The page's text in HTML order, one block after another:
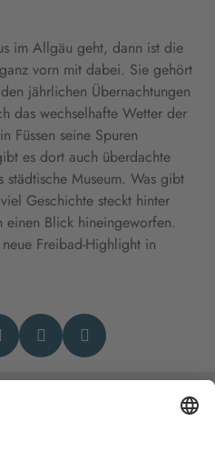
im Allgäu geht, dann ist die
vorn mit dabei. Sie gehört
jährlichen Übernachtungen
das wechselhafte Wetter der
Füssen seine Spuren
es dort auch überdachte
städtische Museum. Was gibt
Geschichte steckt hinter
Blick hineingeworfen.
Freibad-Highlight in